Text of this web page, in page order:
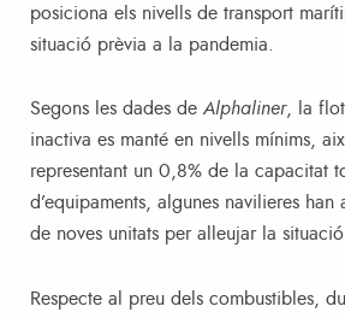
posiciona els nivells de transport
situació prèvia a la pandemia.
Segons les dades deAlphaliner, la
inactiva es manté en nivells mínims,
representant un 0,8% de la capacitat
d’equipaments, algunes navilieres han
de noves unitats per alleujar la
Respecte al preu dels combustibles,